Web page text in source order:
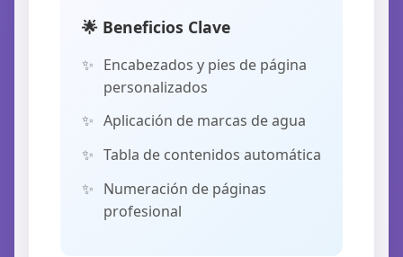
🌟 Beneficios Clave
Encabezados y pies de página
personalizados
Aplicación de marcas de agua
Tabla de contenidos automática
Numeración de páginas
profesional